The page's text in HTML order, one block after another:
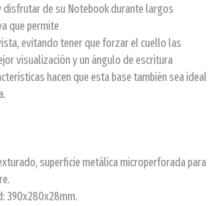
disfrutar de su Notebook durante largos
que permite
evitando tener que forzar el cuello las
visualización y un ángulo de escritura
hacen que esta base también sea ideal
superficie metálica microperforada para
390x280x28mm.